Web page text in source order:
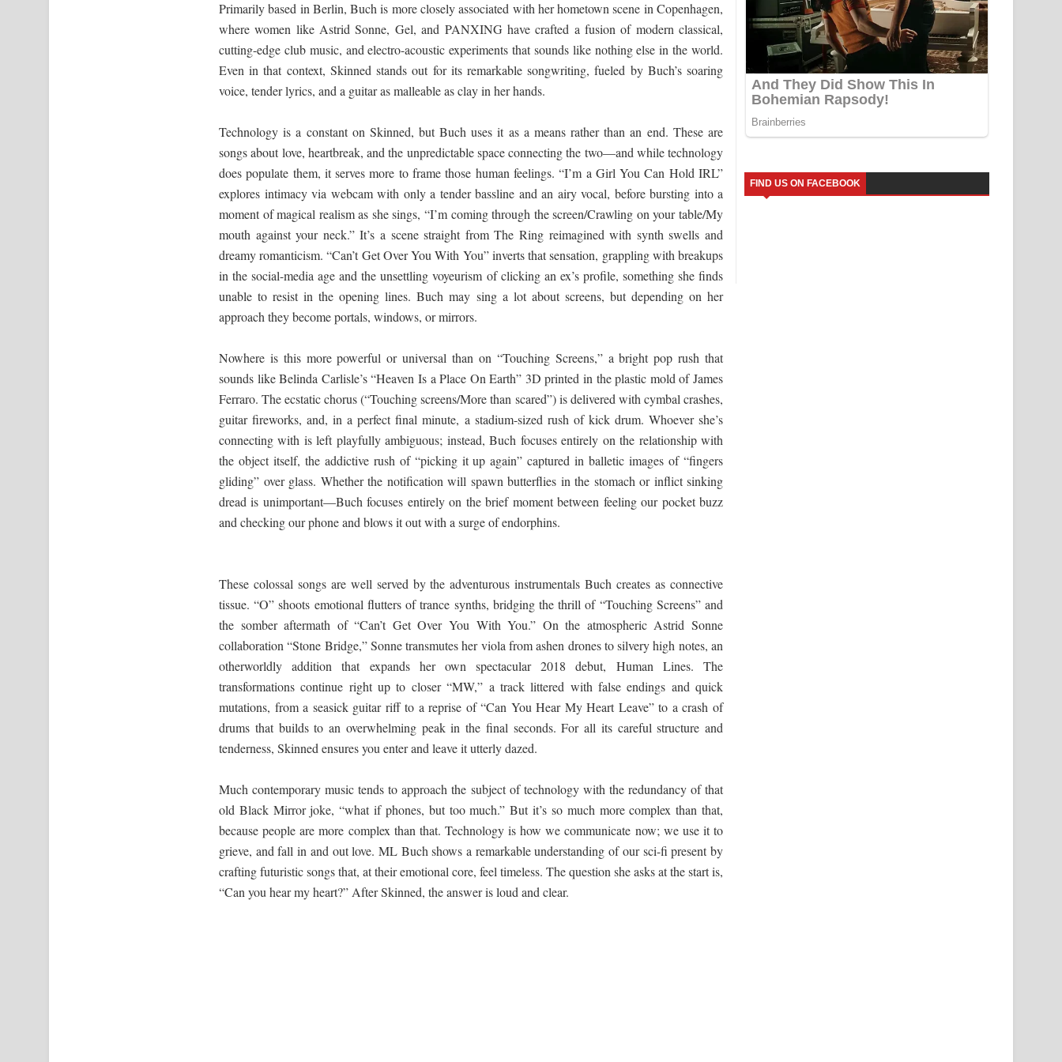
Primarily based in Berlin, Buch is more closely associated with her hometown scene in Copenhagen,
where women like Astrid Sonne, Gel, and PANXING have crafted a fusion of modern classical,
cutting-edge club music, and electro-acoustic experiments that sounds like nothing else in the world.
Even in that context, Skinned stands out for its remarkable songwriting, fueled by Buch’s soaring
voice, tender lyrics, and a guitar as malleable as clay in her hands.
Technology is a constant on Skinned, but Buch uses it as a means rather than an end. These are
songs about love, heartbreak, and the unpredictable space connecting the two—and while technology
does populate them, it serves more to frame those human feelings. “I’m a Girl You Can Hold IRL”
explores intimacy via webcam with only a tender bassline and an airy vocal, before bursting into a
moment of magical realism as she sings, “I’m coming through the screen/Crawling on your table/My
mouth against your neck.” It’s a scene straight from The Ring reimagined with synth swells and
dreamy romanticism. “Can’t Get Over You With You” inverts that sensation, grappling with breakups
in the social-media age and the unsettling voyeurism of clicking an ex’s profile, something she finds
unable to resist in the opening lines. Buch may sing a lot about screens, but depending on her
approach they become portals, windows, or mirrors.
Nowhere is this more powerful or universal than on “Touching Screens,” a bright pop rush that
sounds like Belinda Carlisle’s “Heaven Is a Place On Earth” 3D printed in the plastic mold of James
Ferraro. The ecstatic chorus (“Touching screens/More than scared”) is delivered with cymbal crashes,
guitar fireworks, and, in a perfect final minute, a stadium-sized rush of kick drum. Whoever she’s
connecting with is left playfully ambiguous; instead, Buch focuses entirely on the relationship with
the object itself, the addictive rush of “picking it up again” captured in balletic images of “fingers
gliding” over glass. Whether the notification will spawn butterflies in the stomach or inflict sinking
dread is unimportant—Buch focuses entirely on the brief moment between feeling our pocket buzz
and checking our phone and blows it out with a surge of endorphins.
These colossal songs are well served by the adventurous instrumentals Buch creates as connective
tissue. “O” shoots emotional flutters of trance synths, bridging the thrill of “Touching Screens” and
the somber aftermath of “Can’t Get Over You With You.” On the atmospheric Astrid Sonne
collaboration “Stone Bridge,” Sonne transmutes her viola from ashen drones to silvery high notes, an
otherworldly addition that expands her own spectacular 2018 debut, Human Lines. The
transformations continue right up to closer “MW,” a track littered with false endings and quick
mutations, from a seasick guitar riff to a reprise of “Can You Hear My Heart Leave” to a crash of
drums that builds to an overwhelming peak in the final seconds. For all its careful structure and
tenderness, Skinned ensures you enter and leave it utterly dazed.
Much contemporary music tends to approach the subject of technology with the redundancy of that
old Black Mirror joke, “what if phones, but too much.” But it’s so much more complex than that,
because people are more complex than that. Technology is how we communicate now; we use it to
grieve, and fall in and out love. ML Buch shows a remarkable understanding of our sci-fi present by
crafting futuristic songs that, at their emotional core, feel timeless. The question she asks at the start is,
“Can you hear my heart?” After Skinned, the answer is loud and clear.
FIND US ON FACEBOOK